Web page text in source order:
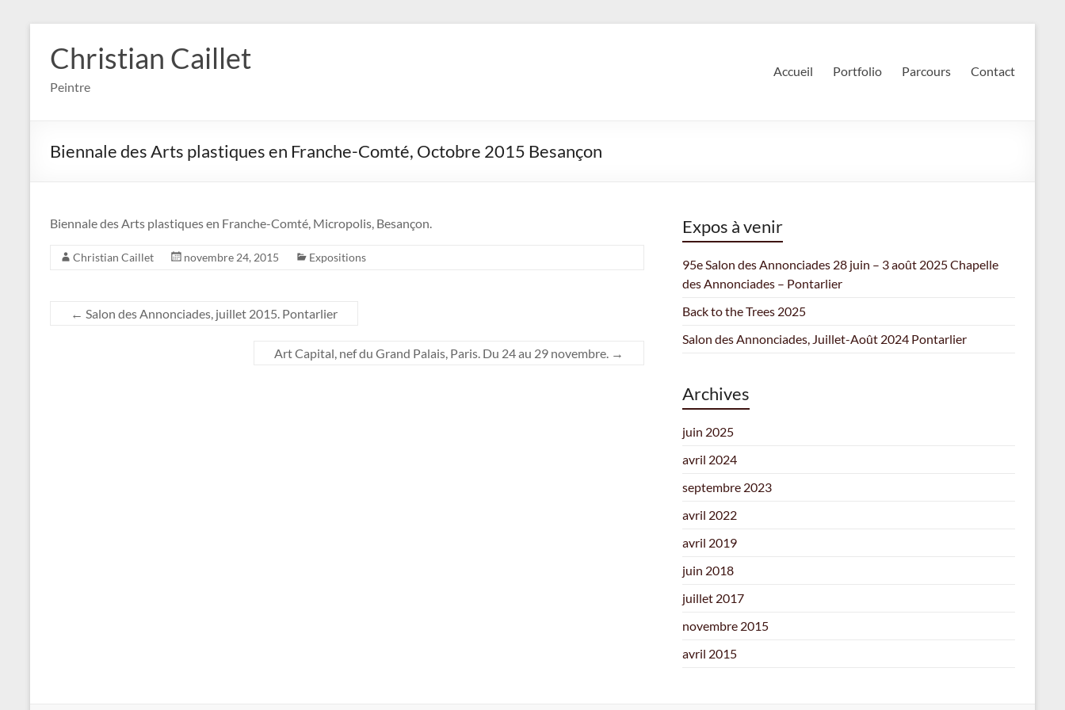
contenu
Christian Caillet
Peintre
Accueil Portfolio Parcours Contact
Biennale des Arts plastiques en Franche-Comté, Octobre 2015 Besançon
Biennale des Arts plastiques en Franche-Comté, Micropolis, Besançon.
Christian Caillet novembre 24, 2015 Expositions
← Salon des Annonciades, juillet 2015. Pontarlier
Art Capital, nef du Grand Palais, Paris. Du 24 au 29 novembre. →
Expos à venir
95e Salon des Annonciades 28 juin – 3 août 2025 Chapelle
des Annonciades – Pontarlier
Back to the Trees 2025
Salon des Annonciades, Juillet-Août 2024 Pontarlier
Archives
juin 2025
avril 2024
septembre 2023
avril 2022
avril 2019
juin 2018
juillet 2017
novembre 2015
avril 2015